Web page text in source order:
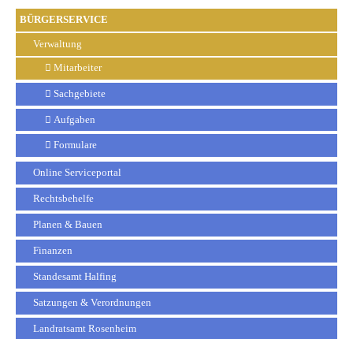
BÜRGERSERVICE
Verwaltung
Mitarbeiter
Sachgebiete
Aufgaben
Formulare
Online Serviceportal
Rechtsbehelfe
Planen & Bauen
Finanzen
Standesamt Halfing
Satzungen & Verordnungen
Landratsamt Rosenheim